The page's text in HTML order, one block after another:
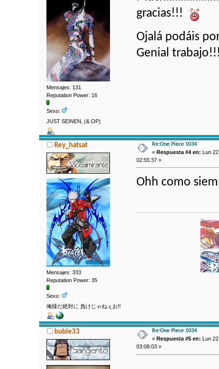
Mensajes: 131
Reputation Power: 16
Sexo:
JUST SEINEN, (& OP)
gracias!!!
Ojalá podáis
Genial
Rey_hatsat
Mensajes: 333
Reputation Power: 35
Sexo:
俺様だ絶対に 負けじゃねぇお!!
Re:One Piece 1034
«Respuesta #4 en: Lun
02:55:37 »
Ohh como
buble33
Re:One Piece 1034
« Respuesta #5 en:
Lun
03:08:03 »